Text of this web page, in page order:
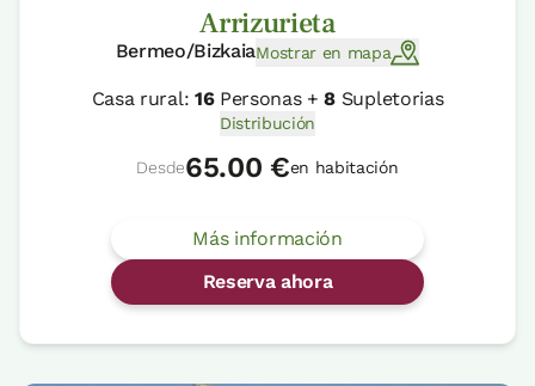
Arrizurieta
Bermeo/BizkaiaMostrar en mapa
Casa rural: 16Personas +8 Supletorias
Distribución
Desde65.00 €en habitación
Más información
Reserva ahora